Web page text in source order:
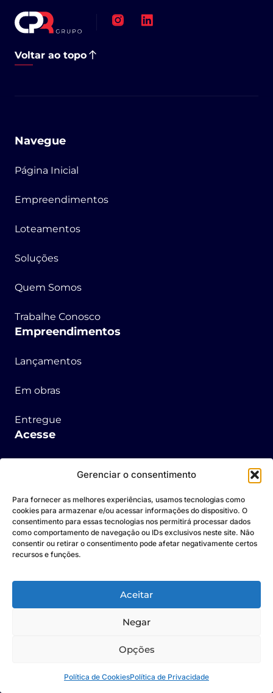
Gerenciar o consentimento
Para fornecer as melhores experiências, usamos tecnologias como
cookies para armazenar e/ou acessar informações do dispositivo. O
consentimento para essas tecnologias nos permitirá processar dados
como comportamento de navegação ou IDs exclusivos neste site. Não
consentir ou retirar o consentimento pode afetar negativamente certos
recursos e funções.
Aceitar
Negar
Opções
Política de CookiesPolítica de Privacidade
Voltar ao topo
contato@grupocpr.com.br
(11) 977467777 (11)
Navegue
Página Inicial
Empreendimentos
Loteamentos
Soluções
Quem Somos
Trabalhe Conosco
Empreendimentos
Lançamentos
Em obras
Entregue
Acesse
Área do Fornecedor
Área do Corretor
Bibi, São Paulo - SP - CEP: 04538-133